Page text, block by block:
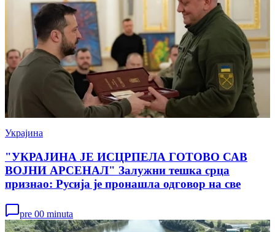
Украјина
"УКРАЈИНА ЈЕ ИСЦРПЕЛА ГОТОВО САВ
ВОЈНИ АРСЕНАЛ" Залужни тешка срца
признао: Русија је пронашла одговор на све
pre 00 minuta